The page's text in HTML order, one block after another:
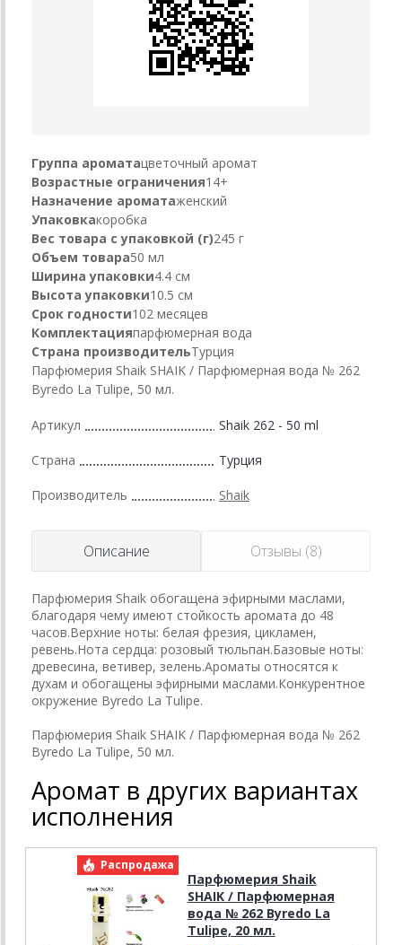
Группа ароматацветочный аромат
Возрастные ограничения14+
Назначение ароматаженский
Упаковкакоробка
Вес товара с упаковкой (г)245 г
Объем товара50 мл
Ширина упаковки4.4 см
Высота упаковки10.5 см
Срок годности102 месяцев
Комплектацияпарфюмерная вода
Страна производительТурция
Парфюмерия Shaik SHAIK / Парфюмерная вода № 262
Byredo La Tulipe, 50 мл.
Артикул Shaik 262 - 50 ml
Страна Турция
Производитель Shaik
Описание Отзывы (8)
Парфюмерия Shaik обогащена эфирными маслами,
благодаря чему имеют стойкость аромата до 48
часов.Верхние ноты: белая фрезия, цикламен,
ревень.Нота сердца: розовый тюльпан.Базовые ноты:
древесина, ветивер, зелень.Ароматы относятся к
духам и обогащены эфирными маслами.Конкурентное
окружение Byredo La Tulipe.
Парфюмерия Shaik SHAIK / Парфюмерная вода № 262
Byredo La Tulipe, 50 мл.
Аромат в других вариантах
исполнения
Распродажа
Парфюмерия Shaik
SHAIK / Парфюмерная
вода № 262 Byredo La
Tulipe, 20 мл.